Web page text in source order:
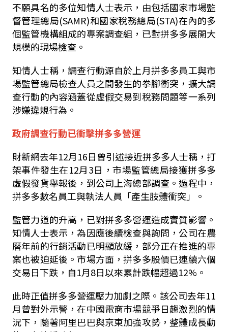
不願具名的多位知情人士表示，由包括國家市場監
督管理總局(SAMR)和國家稅務總局(STA)在內的多
個監管機構組成的專案調查組，已對拼多多展開大
規模的現場檢查。
知情人士稱，調查行動源自於上月拼多多員工與市
場監管總局檢查人員之間發生的拳腳衝突，擴大調
查行動的內容涵蓋從虛假交易到稅務問題等一系列
涉嫌違規行為。
政府調查行動已衝擊拼多多營運
財新網去年12月16日曾引述接近拼多多人士稱，打
架事件發生在12月3日，市場監管總局接獲拼多多
虛假發貨舉報後，到公司上海總部調查。過程中，
拼多多數名員工與執法人員「產生肢體衝突」。
監管力道的升高，已對拼多多營運造成實質影響。
知情人士表示，為因應後續檢查與詢問，公司在農
曆年前的行銷活動已明顯放緩，部分正在推進的專
案也被迫延後。市場方面，拼多多股價已連續六個
交易日下跌，自1月8日以來累計跌幅超過12% 。
此時正值拼多多營運壓力加劇之際。該公司去年11
月曾對外示警，在中國電商市場競爭日趨激烈的情
況下，隨著阿里巴巴與京東加強攻勢，整體成長動